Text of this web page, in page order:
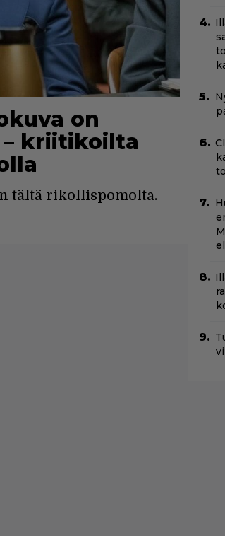
on
– kriitikoilta
tältä rikollispomolta.